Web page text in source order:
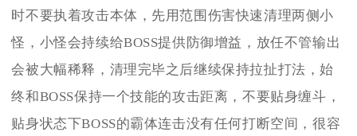
时不要执着攻击本体，先用范围伤害快速清理两侧小
怪，小怪会持续给BOSS提供防御增益，放任不管输出
会被大幅稀释，清理完毕之后继续保持拉扯打法，始
终和BOSS保持一个技能的攻击距离，不要贴身缠斗，
贴身状态下BOSS的霸体连击没有任何打断空间，很容